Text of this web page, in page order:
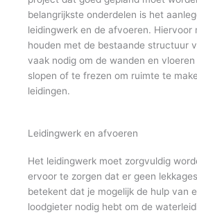
belangrijkste onderdelen is het
leidingwerk en de afvoeren. Hiervoor
houden met de bestaande structuur
vaak nodig om de wanden en
slopen of te frezen om ruimte te
leidingen.
Leidingwerk en afvoeren
Het leidingwerk moet zorgvuldig
ervoor te zorgen dat er geen
betekent dat je mogelijk de hulp van
loodgieter nodig hebt om de